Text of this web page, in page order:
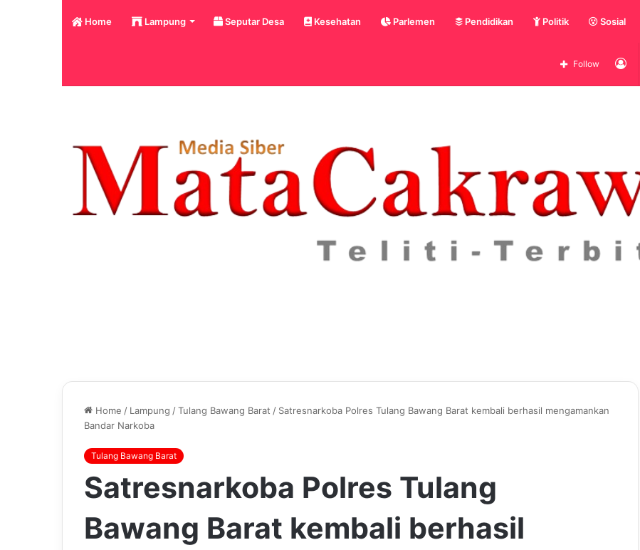
Home Lampung Seputar Desa Kesehatan Parlemen Pendidikan Politik Sosial
Log
Follow
Home / Lampung /Tulang Bawang Barat / Satresnarkoba Polres Tulang Bawang Barat kembali berhasil mengamankan
Bandar Narkoba
Tulang Bawang Barat
Satresnarkoba Polres Tulang
Bawang Barat kembali berhasil